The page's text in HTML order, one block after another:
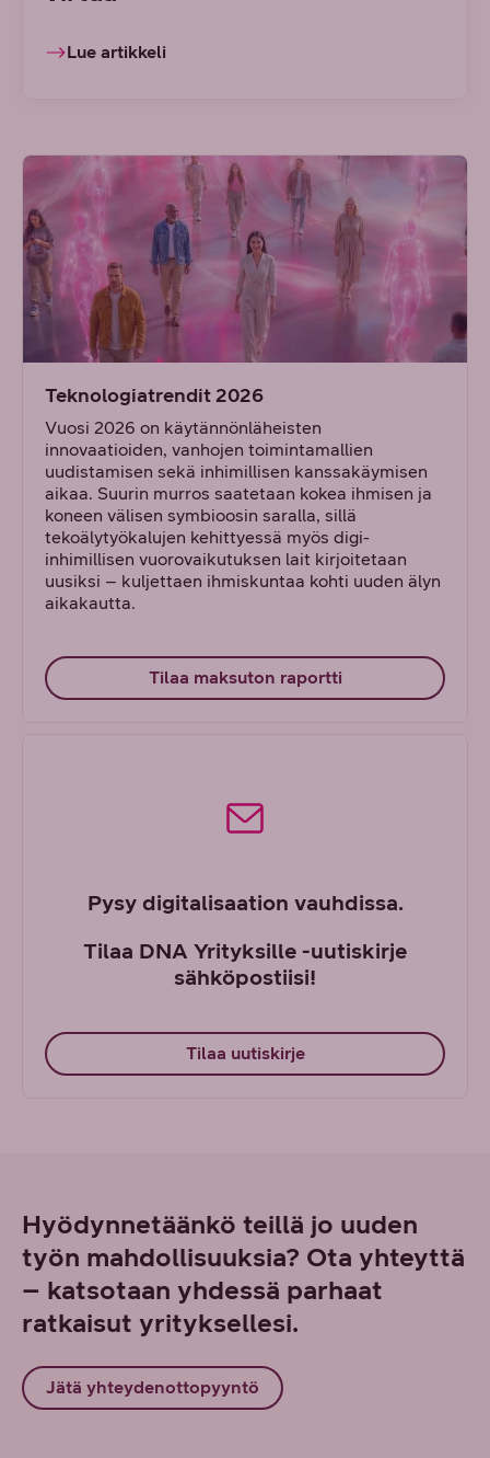
Lue artikkeli
Teknologiatrendit 2026
Vuosi 2026 on käytännönläheisten
innovaatioiden, vanhojen toimintamallien
uudistamisen sekä inhimillisen kanssakäymisen
aikaa. Suurin murros saatetaan kokea ihmisen ja
koneen välisen symbioosin saralla, sillä
tekoälytyökalujen kehittyessä myös digi-
inhimillisen vuorovaikutuksen lait kirjoitetaan
uusiksi – kuljettaen ihmiskuntaa kohti uuden älyn
aikakautta.
Tilaa maksuton raportti
Pysy digitalisaation vauhdissa.
Tilaa DNA Yrityksille -uutiskirje
sähköpostiisi!
Tilaa uutiskirje
Hyödynnetäänkö teillä jo uuden
työn mahdollisuuksia? Ota yhteyttä
– katsotaan yhdessä parhaat
ratkaisut yrityksellesi.
Jätä yhteydenottopyyntö